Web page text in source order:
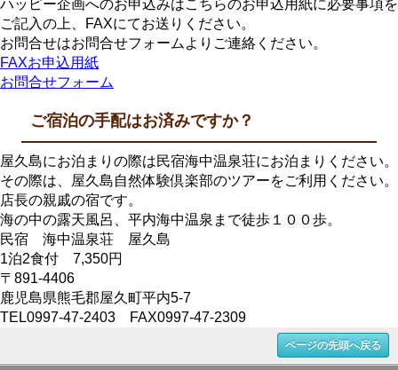
ハッピー企画へのお申込みはこちらのお申込用紙に必要事項を
ご記入の上、FAXにてお送りください。
お問合せはお問合せフォームよりご連絡ください。
FAXお申込用紙
お問合せフォーム
ご宿泊の手配はお済みですか？
屋久島にお泊まりの際は民宿海中温泉荘にお泊まりください。
その際は、屋久島自然体験倶楽部のツアーをご利用ください。
店長の親戚の宿です。
海の中の露天風呂、平内海中温泉まで徒歩１００歩。
民宿 海中温泉荘 屋久島
1泊2食付 7,350円
〒891-4406
鹿児島県熊毛郡屋久町平内5-7
TEL0997-47-2403 FAX0997-47-2309
ページの先頭へ戻る